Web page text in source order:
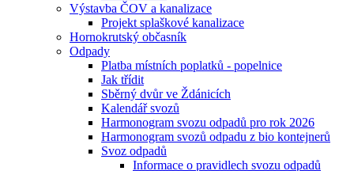
Výstavba ČOV a kanalizace
Projekt splaškové kanalizace
Hornokrutský občasník
Odpady
Platba místních poplatků - popelnice
Jak třídit
Sběrný dvůr ve Ždánicích
Kalendář svozů
Harmonogram svozu odpadů pro rok 2026
Harmonogram svozů odpadu z bio kontejnerů
Svoz odpadů
Informace o pravidlech svozu odpadů